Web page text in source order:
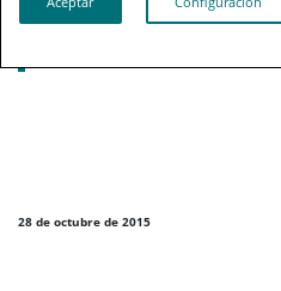
PSN inaugura en
28 de octubre de 2015